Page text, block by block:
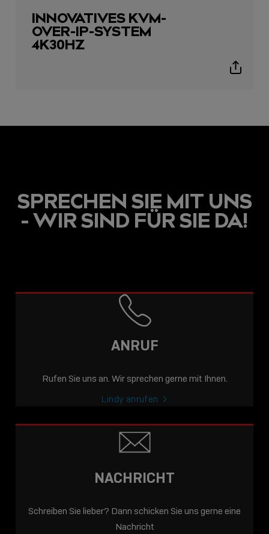
INNOVATIVES KVM-
OVER-IP-SYSTEM
4K30HZ
Show
SPRECHEN SIE MIT UNS
- WIR SIND FÜR SIE DA!
ANRUF
Rufen Sie uns an. Wir sprechen gerne mit Ihnen.
Lindy anrufen
NACHRICHT
Schreiben Sie lieber? Dann schicken Sie uns gerne eine
Nachricht